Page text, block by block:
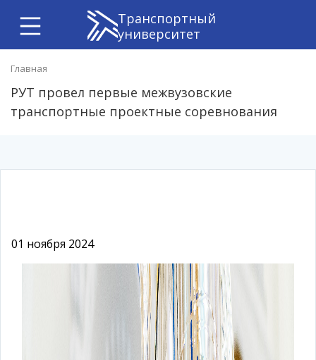
Транспортный
университет
Главная
РУТ провел первые межвузовские
транспортные проектные соревнования
01 ноября 2024